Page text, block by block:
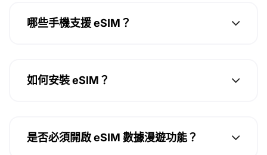
哪些手機支援 eSIM？
如何安裝 eSIM？
是否必須開啟 eSIM 數據漫遊功能？